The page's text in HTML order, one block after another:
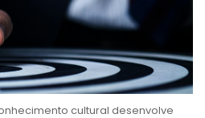
cultural desenvolve